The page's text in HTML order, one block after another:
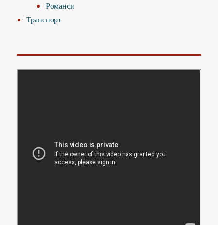
Романси
Транспорт